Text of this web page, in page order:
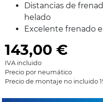
Distancias de
helado
Excelente frenado
143,00 €
IVA incluido
Precio por neumático
Precio de montaje no incluido